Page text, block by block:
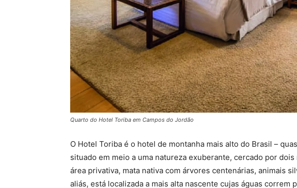
Quarto do Hotel Toriba em Campos do Jordão
O Hotel Toriba é o hotel de montanha mais alto do Brasil –
situado em meio a uma natureza exuberante, cercado por
área privativa, mata nativa com árvores centenárias, animais
aliás, está localizada a mais alta nascente cujas águas correm